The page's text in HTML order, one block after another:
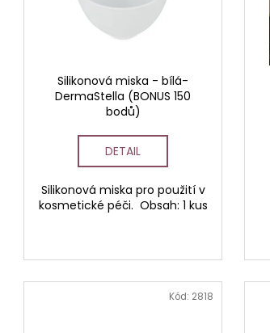
Silikonová miska - bílá-
DermaStella (BONUS 150
bodů)
DETAIL
Silikonová miska pro použití v
kosmetické péči. Obsah: 1 kus
Kód: 2818